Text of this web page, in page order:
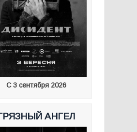
С 3 сентября 2026
АНГЕЛ